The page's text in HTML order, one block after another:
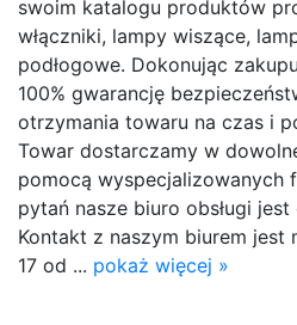
swoim katalogu produktów
włączniki, lampy wiszące,
podłogowe. Dokonując
100% gwarancję
otrzymania towaru na czas i
Towar dostarczamy w
pomocą wyspecjalizowanych
pytań nasze biuro obsługi
Kontakt z naszym biurem
17 od ... pokaż więcej »